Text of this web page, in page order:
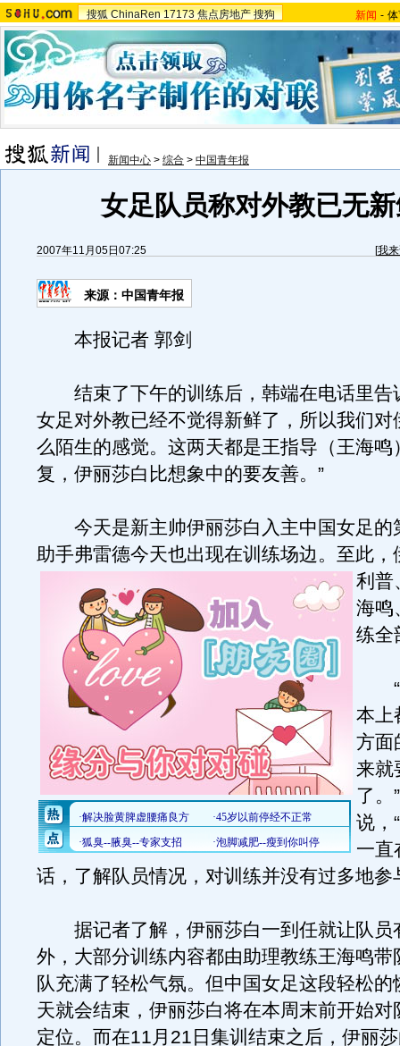
搜狐 ChinaRen 17173 焦点房地产 搜狗 新闻 -
新闻中心 > 综合 > 中国青年报
女足队员称对外教已无
2007年11月05日07:25 [我
来源：中国青年报
本报记者 郭剑
结束了下午的训练后，韩端在电话里告
女足对外教已经不觉得新鲜了，所以我们对
么陌生的感觉。这两天都是王指导（王海鸣
复，伊丽莎白比想象中的要友善。”
今天是新主帅伊丽莎白入主中国女足的
助手弗雷德今天也出现在训练场边。 至此，
利普
海鸣
练全
“
本上
方面
来就
了。
说，
一直
话，了解队员情况，对训练并没有过多地参
据记者了解，伊丽莎白一到任就让队员
外，大部分训练内容都由助理教练王海鸣带
队充满了轻松气氛。但中国女足这段轻松的
天就会结束，伊丽莎白将在本周末前开始对
定位。而在11月21日集训结束之后，伊丽